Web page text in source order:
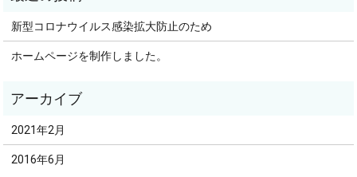
新型コロナウイルス感染拡大防止のため
ホームページを制作しました。
2021年2月
2016年6月